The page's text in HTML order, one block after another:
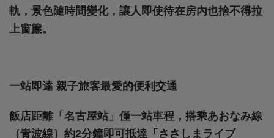
軌，景色隨時間變化，讓人即使待在房內也捨不得拉
上窗簾。
一站即達 親子旅客最愛的便利交通
飯店距離「名古屋站」僅一站車程，搭乘あおなみ線
（青波線）約2分鐘即可抵達「ささしまライブ